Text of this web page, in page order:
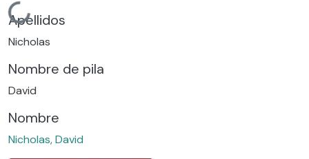
Cargando...
Apellidos
Nicholas
Nombre de pila
David
Nombre
Nicholas, David